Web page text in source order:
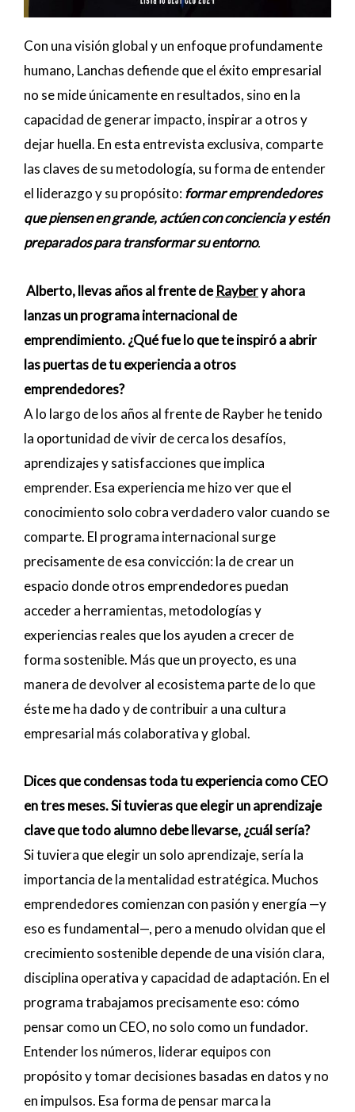
Con una visión global y un enfoque profundamente
humano, Lanchas defiende que el éxito empresarial
no se mide únicamente en resultados, sino en la
capacidad de generar impacto, inspirar a otros y
dejar huella. En esta entrevista exclusiva, comparte
las claves de su metodología, su forma de entender
el liderazgo y su propósito:formar emprendedores
que piensen en grande, actúen con conciencia y estén
preparados para transformar su entorno.
Alberto, llevas años al frente deRaybery ahora
lanzas un programa internacional de
emprendimiento. ¿Qué fue lo que te inspiró a abrir
las puertas de tu experiencia a otros
emprendedores?
A lo largo de los años al frente de Rayber he tenido
la oportunidad de vivir de cerca los desafíos,
aprendizajes y satisfacciones que implica
emprender. Esa experiencia me hizo ver que el
conocimiento solo cobra verdadero valor cuando se
comparte. El programa internacional surge
precisamente de esa convicción: la de crear un
espacio donde otros emprendedores puedan
acceder a herramientas, metodologías y
experiencias reales que los ayuden a crecer de
forma sostenible. Más que un proyecto, es una
manera de devolver al ecosistema parte de lo que
éste me ha dado y de contribuir a una cultura
empresarial más colaborativa y global.
Dices que condensas toda tu experiencia como CEO
en tres meses. Si tuvieras que elegir un aprendizaje
clave que todo alumno debe llevarse, ¿cuál sería?
Si tuviera que elegir un solo aprendizaje, sería la
importancia de la mentalidad estratégica. Muchos
emprendedores comienzan con pasión y energía —y
eso es fundamental—, pero a menudo olvidan que el
crecimiento sostenible depende de una visión clara,
disciplina operativa y capacidad de adaptación. En el
programa trabajamos precisamente eso: cómo
pensar como un CEO, no solo como un fundador.
Entender los números, liderar equipos con
propósito y tomar decisiones basadas en datos y no
en impulsos. Esa forma de pensar marca la